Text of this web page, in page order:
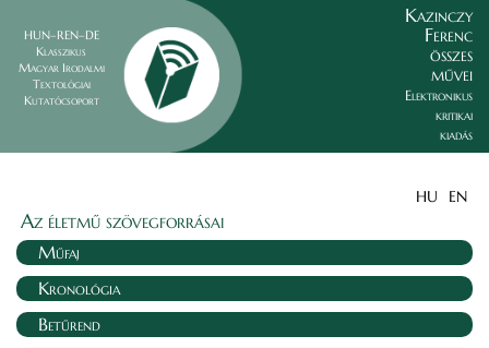
HUN–REN–DE
Klasszikus
Magyar Irodalmi
Textológiai
Kutatócsoport
Kazinczy
Ferenc
összes
művei
Elektronikus
kritikai
kiadás
HU EN
Az életmű szövegforrásai
Műfaj
Kronológia
Betűrend